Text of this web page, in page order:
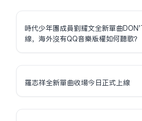
時代少年團成員劉耀文全新單曲
線，海外沒有QQ音樂版權如何聽歌？
羅志祥全新單曲收場今日正式上線